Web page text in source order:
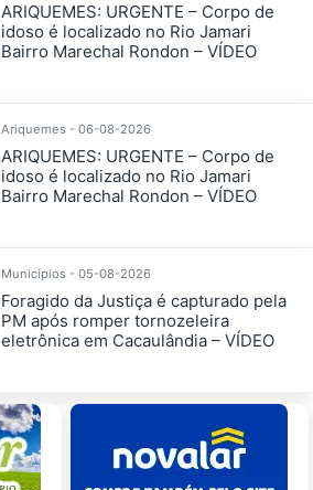
ARIQUEMES: URGENTE – Corpo de
idoso é localizado no Rio Jamari
Bairro Marechal Rondon – VÍDEO
Ariquemes - 06-08-2026
ARIQUEMES: URGENTE – Corpo de
idoso é localizado no Rio Jamari
Bairro Marechal Rondon – VÍDEO
Municípios - 05-08-2026
Foragido da Justiça é capturado pela
PM após romper tornozeleira
eletrônica em Cacaulândia – VÍDEO